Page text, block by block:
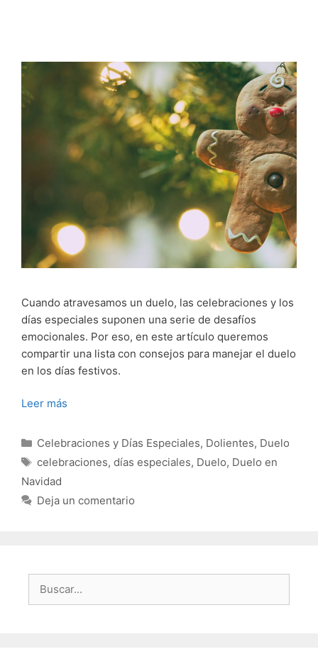
Cuando atravesamos un duelo, las celebraciones y los
días especiales suponen una serie de desafíos
emocionales. Por eso, en este artículo queremos
compartir una lista con consejos para manejar el duelo
en los días festivos.
Leer más
Categorías
Celebraciones y Días Especiales, Dolientes, Duelo
Etiquetas
celebraciones, días especiales, Duelo, Duelo en
Navidad
Deja un comentario